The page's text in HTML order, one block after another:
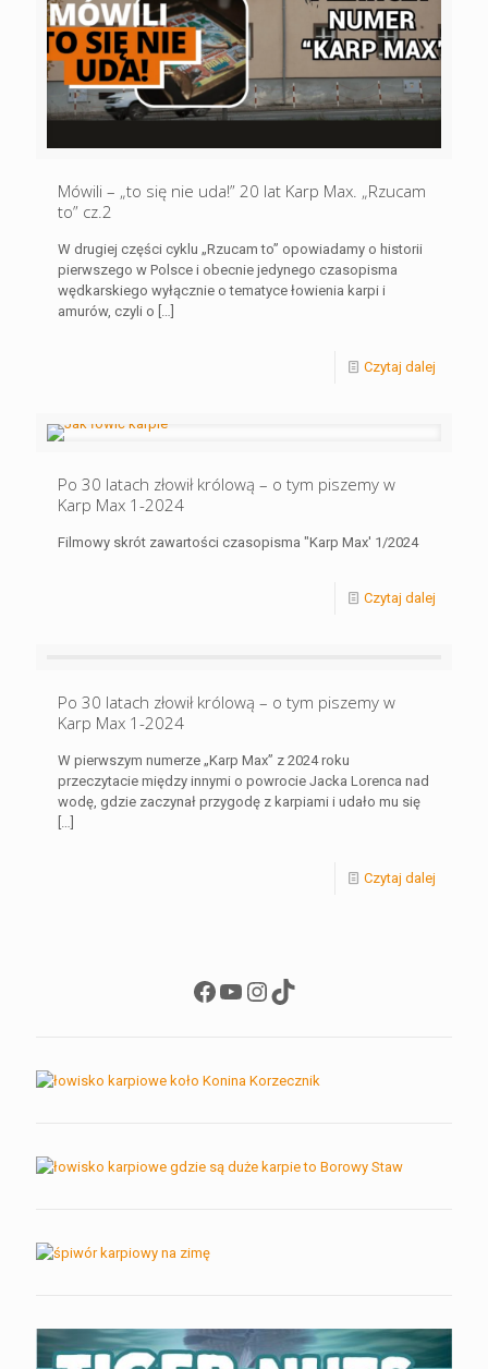
Mówili – „to się nie uda!” 20 lat Karp Max. „Rzucam
to” cz.2
W drugiej części cyklu „Rzucam to” opowiadamy o historii
pierwszego w Polsce i obecnie jedynego czasopisma
wędkarskiego wyłącznie o tematyce łowienia karpi i
amurów, czyli o […]
Czytaj dalej
Po 30 latach złowił królową – o tym piszemy w
Karp Max 1-2024
Filmowy skrót zawartości czasopisma "Karp Max' 1/2024
Czytaj dalej
Po 30 latach złowił królową – o tym piszemy w
Karp Max 1-2024
W pierwszym numerze „Karp Max” z 2024 roku
przeczytacie między innymi o powrocie Jacka Lorenca nad
wodę, gdzie zaczynał przygodę z karpiami i udało mu się
[…]
Czytaj dalej
Facebook
YouTube
Instagram
TikTok